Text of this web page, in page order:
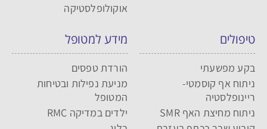
אוקולופלסטיקה
טיפולים
בקע מפשעתי
ניתוח אף קוסמטי-
ריינופלסטיה
ניתוח מחיצת האף SMR
מידע למטופל
הורדת טפסים
מניעת נפילות ובטיחות
המטופל
ילדים במדיקה RMC